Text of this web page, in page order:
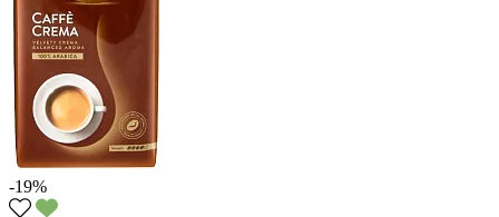
-19%